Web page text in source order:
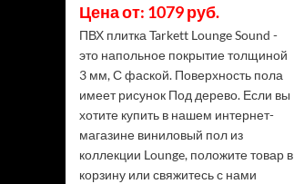
Цена от: 1079 руб.
ПВХ плитка Tarkett Lounge Sound -
это напольное покрытие толщиной
3 мм, С фаской. Поверхность пола
имеет рисунок Под дерево. Если вы
хотите купить в нашем интернет-
магазине виниловый пол из
коллекции Lounge, положите товар в
корзину или свяжитесь с нами